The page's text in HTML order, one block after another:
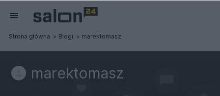
Strona główna Blogi marektomasz
marektomasz